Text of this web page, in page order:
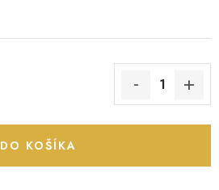
DO KOŠÍKA